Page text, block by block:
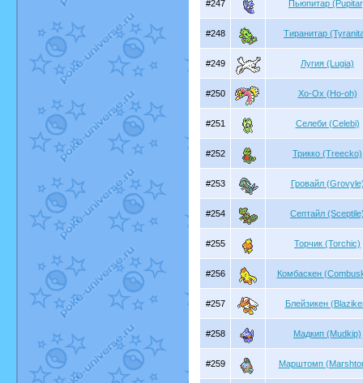
#247 Пьюпитар
#248 Тиранитар
#249 Лугия (Lugia)
#250 Хо-Ох (Ho-oh)
#251 Селеби (Celebi)
#252 Трикко (Treecko)
#253 Гровайл
#254 Септайл
#255 Торчик (Torchic)
#256 Комбаскен
#257 Блейзикен
#258 Мадкип (Mudkip)
#259 Марштомп